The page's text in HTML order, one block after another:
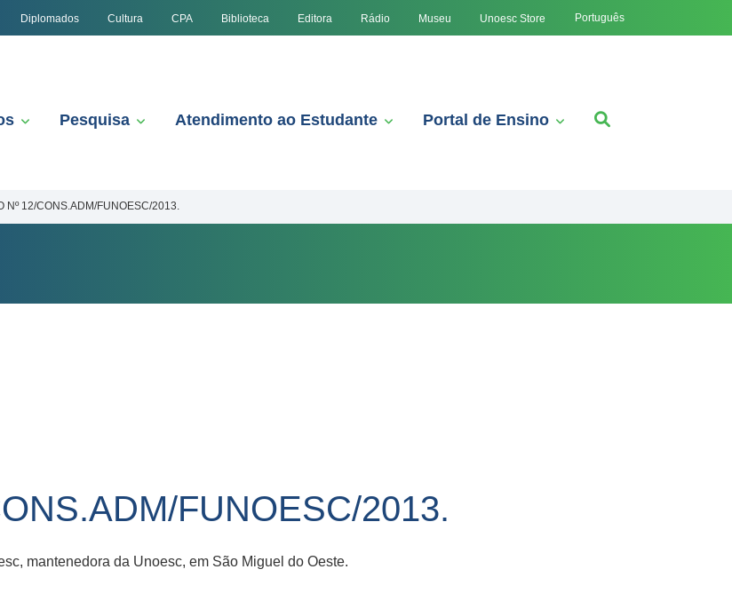
Diplomados Cultura CPA Biblioteca Editora Rádio Museu Unoesc Store Português
Pesquisa Atendimento ao Estudante Portal de Ensino
Nº 12/CONS.ADM/FUNOESC/2013.
FUNOESC/2013.
mantenedora da Unoesc, em São Miguel do Oeste.